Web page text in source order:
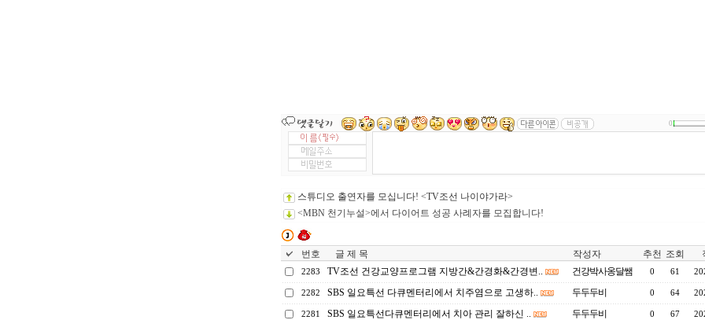
0
스튜디오 출연자를 모십니다! <TV조선 나이야가라>
<MBN 천기누설>에서 다이어트 성공 사례자를 모집합니다!
번호 글 제 목 작성자 추천 조회
2283 TV조선 건강교양프로그램 지방간&간경화&간경변.. 건강박사옹달쌤 0 61
2282 SBS 일요특선 다큐멘터리에서 치주염으로 고생하.. 두두두비 0 64
2281 SBS 일요특선다큐멘터리에서 치아 관리 잘하신 .. 두두두비 0 67